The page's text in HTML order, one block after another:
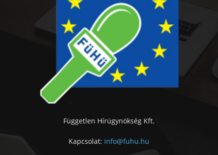
Független Hírügynökség Kft.
Kapcsolat: info@fuhu.hu